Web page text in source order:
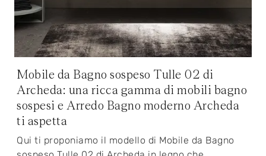
Mobile da Bagno sospeso Tulle 02 di
Archeda: una ricca gamma di mobili bagno
sospesi e Arredo Bagno moderno Archeda
ti aspetta
Qui ti proponiamo il modello di Mobile da Bagno